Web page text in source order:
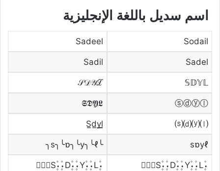
اسم سديل باللغة الإنجليزية
Sodail
Sadeel
Sadel
Sadil
𝕊𝔻𝕐𝕃
𝒮𝒟𝒴ℒ
ⓢⓓⓨⓛ
𝕾𝕯𝖄𝕷
⒮⒟⒴⒧
sɒyℓ
╰s╮╰ɒ╮╰y╮╰ℓ╮
۰۪۫S۪۫۰۰۪۫D۪۫۰۰۪۫Y۪۫۰۰۪۫L۪۫۰ ۰۪۫S۪۫۰۰۪۫D۪۫۰۰۪۫Y۪۫۰۰۪۫L۪۫۰